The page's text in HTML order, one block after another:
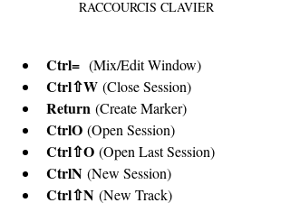
RACCOURCIS CLAVIER
Ctrl= (Mix/Edit Window)
Ctrl⇧W (Close Session)
Return (Create Marker)
CtrlO (Open Session)
Ctrl⇧O (Open Last Session)
CtrlN (New Session)
Ctrl⇧N (New Track)